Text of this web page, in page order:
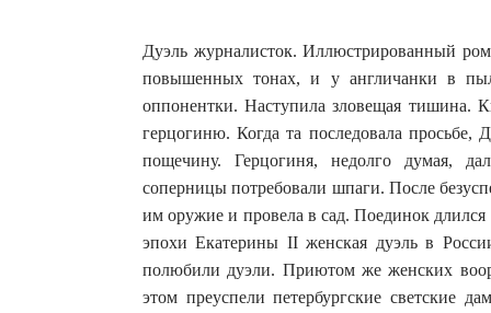
Дуэль журналисток. Иллюстрированный
повышенных тонах, и у англичанки в
оппонентки. Наступила зловещая тишина.
герцогиню. Когда та последовала
пощечину. Герцогиня, недолго думая,
соперницы потребовали шпаги. После
им оружие и провела в сад. Поединок
эпохи Екатерины II женская дуэль в
полюбили дуэли. Приютом же женских
этом преуспели петербургские светские